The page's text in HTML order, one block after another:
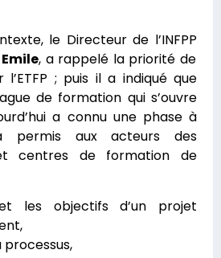
le Directeur de l’INFPP
Emile, a rappelé la priorité de
; puis il a indiqué que
de formation qui s’ouvre
a connu une phase à
permis aux acteurs des
centres de formation de
les objectifs d’un projet
processus,